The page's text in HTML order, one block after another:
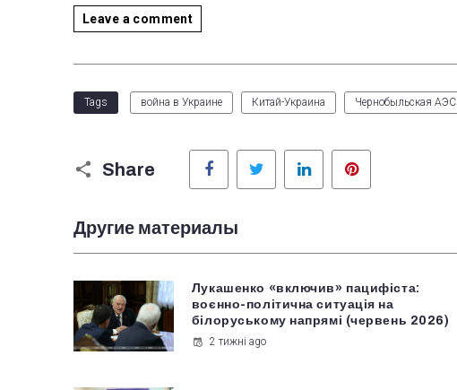
Leave a comment
Tags война в Украине Китай-Украина Чернобыльская АЭС
Share
Facebook Twitter LinkedIn
Другие материалы
Лукашенко «включив» пацифіста:
воєнно-політична ситуація на
білоруському напрямі (червень 2026)
2 тижні ago